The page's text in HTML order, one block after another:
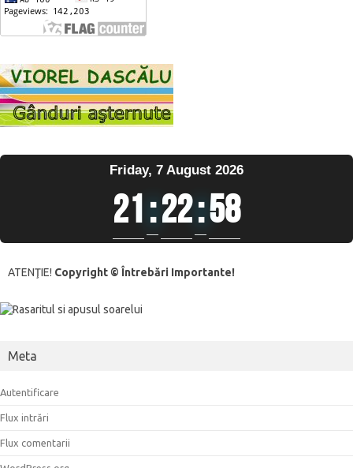
Friday, 7 August 2026
21:22:58
ATENŢIE! Copyright © Întrebări Importante!
Meta
Autentificare
Flux intrări
Flux comentarii